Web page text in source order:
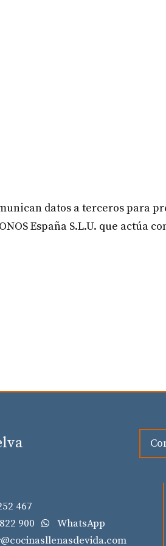
datos a terceros para
España S.L.U. que actúa
467
900
WhatsApp